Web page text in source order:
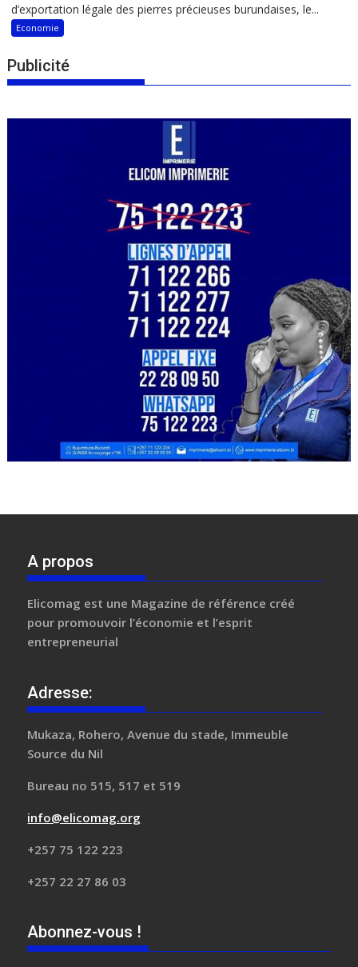
d’exportation légale des pierres précieuses burundaises, le...
Economie
Publicité
A propos
Elicomag est une Magazine de référence créé
pour promouvoir l’économie et l’esprit
entrepreneurial
Adresse:
Mukaza, Rohero, Avenue du stade, Immeuble
Source du Nil
Bureau no 515, 517 et 519
info@elicomag.org
+257 75 122 223
+257 22 27 86 03
Abonnez-vous !